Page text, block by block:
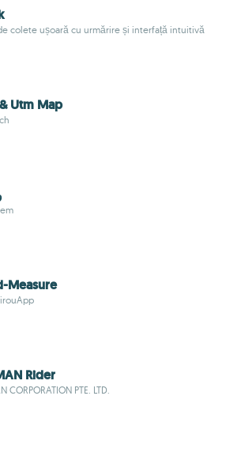
colete ușoară cu urmărire și interfață intuitivă
Utm Map
Measure
Rider
CORPORATION PTE. LTD.